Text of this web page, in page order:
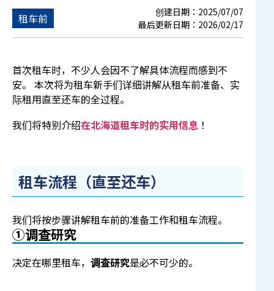
租车前 创建日期： 2025/07/07
最后更新日期： 2026/02/17
首次租车时，不少人会因不了解具体流程而感到不
安。 本次将为租车新手们详细讲解从租车前准备、实
际租用直至还车的全过程。
我们将特别介绍在北海道租车时的实用信息 ！
租车流程（直至还车）
我们将按步骤讲解租车前的准备工作和租车流程。
①调查研究
决定在哪里租车， 调查研究是必不可少的。